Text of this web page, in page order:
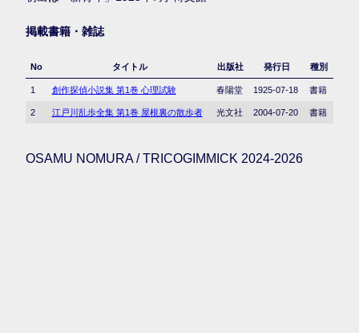
掲載書籍・雑誌
No タイトル 出版社 発行日 種別
1 創作探偵小説集 第1巻 心理試験 春陽堂 1925-07-18 書籍
2 江戸川乱歩全集 第1巻 屋根裏の散歩者 光文社 2004-07-20 書籍
OSAMU NOMURA / TRICOGIMMICK 2024-2026